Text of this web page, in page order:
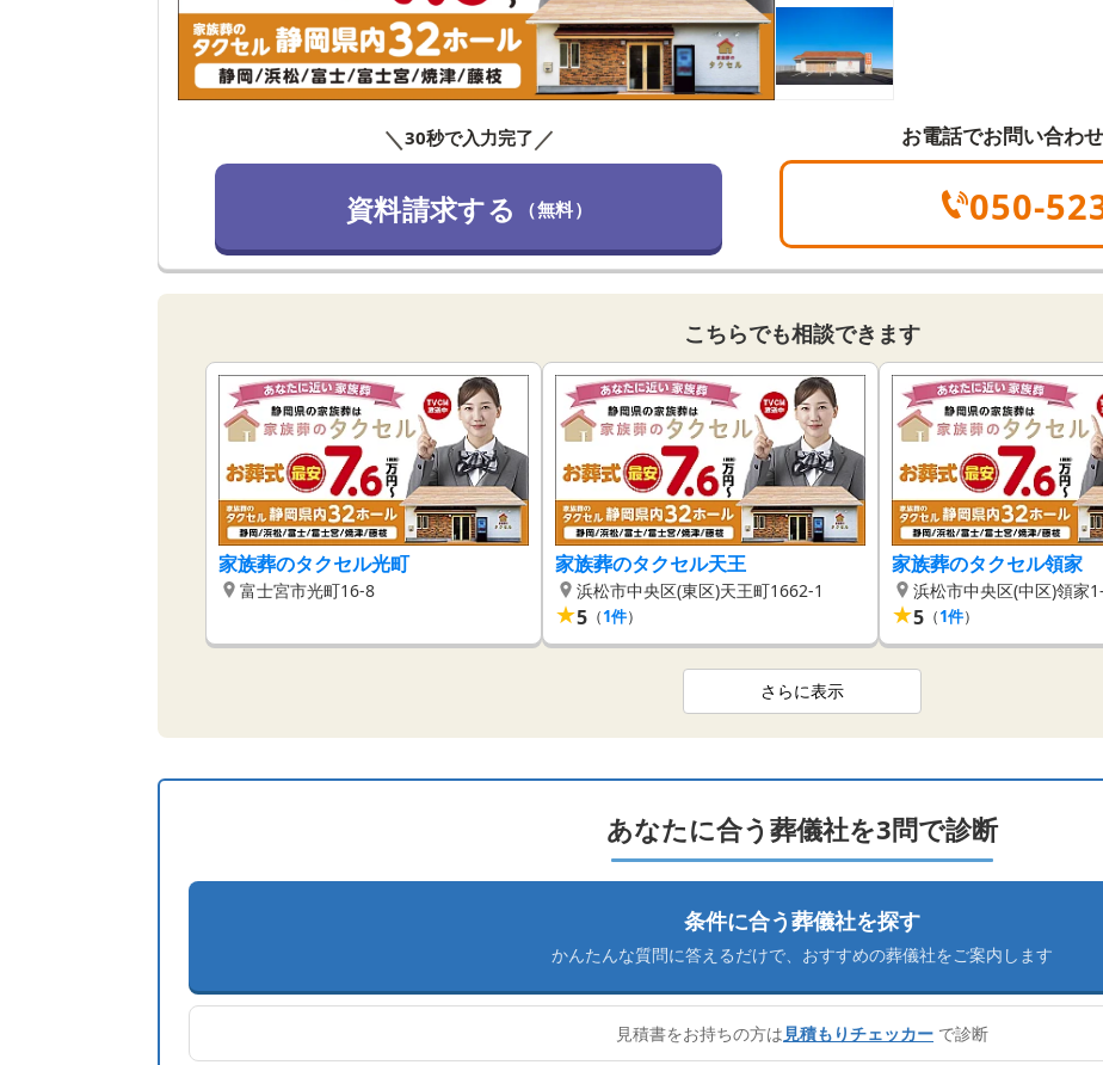
＼30秒で入力完了 ／
資料請求する （無料）
お電話でお問い合わせ
050-
こちらでも相談できます
家族葬のタクセル光町
富士宮市光町16-8
家族葬のタクセル天王
浜松市中央区(東区)天王町1662-1
★5 （1件）
家族葬のタクセル領家
浜松市中央区(中区)領家
★5 （1件）
さらに表示
あなたに合う葬儀社を3問で診断
条件に合う葬儀社を探す
かんたんな質問に答えるだけで、 おすすめの葬儀社をご案内します
見積書をお持ちの方は見積もりチェッカー で診断